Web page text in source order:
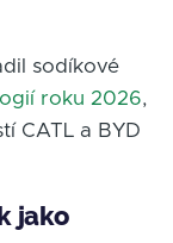
sodíkové
roku 2026,
CATL a BYD
jako